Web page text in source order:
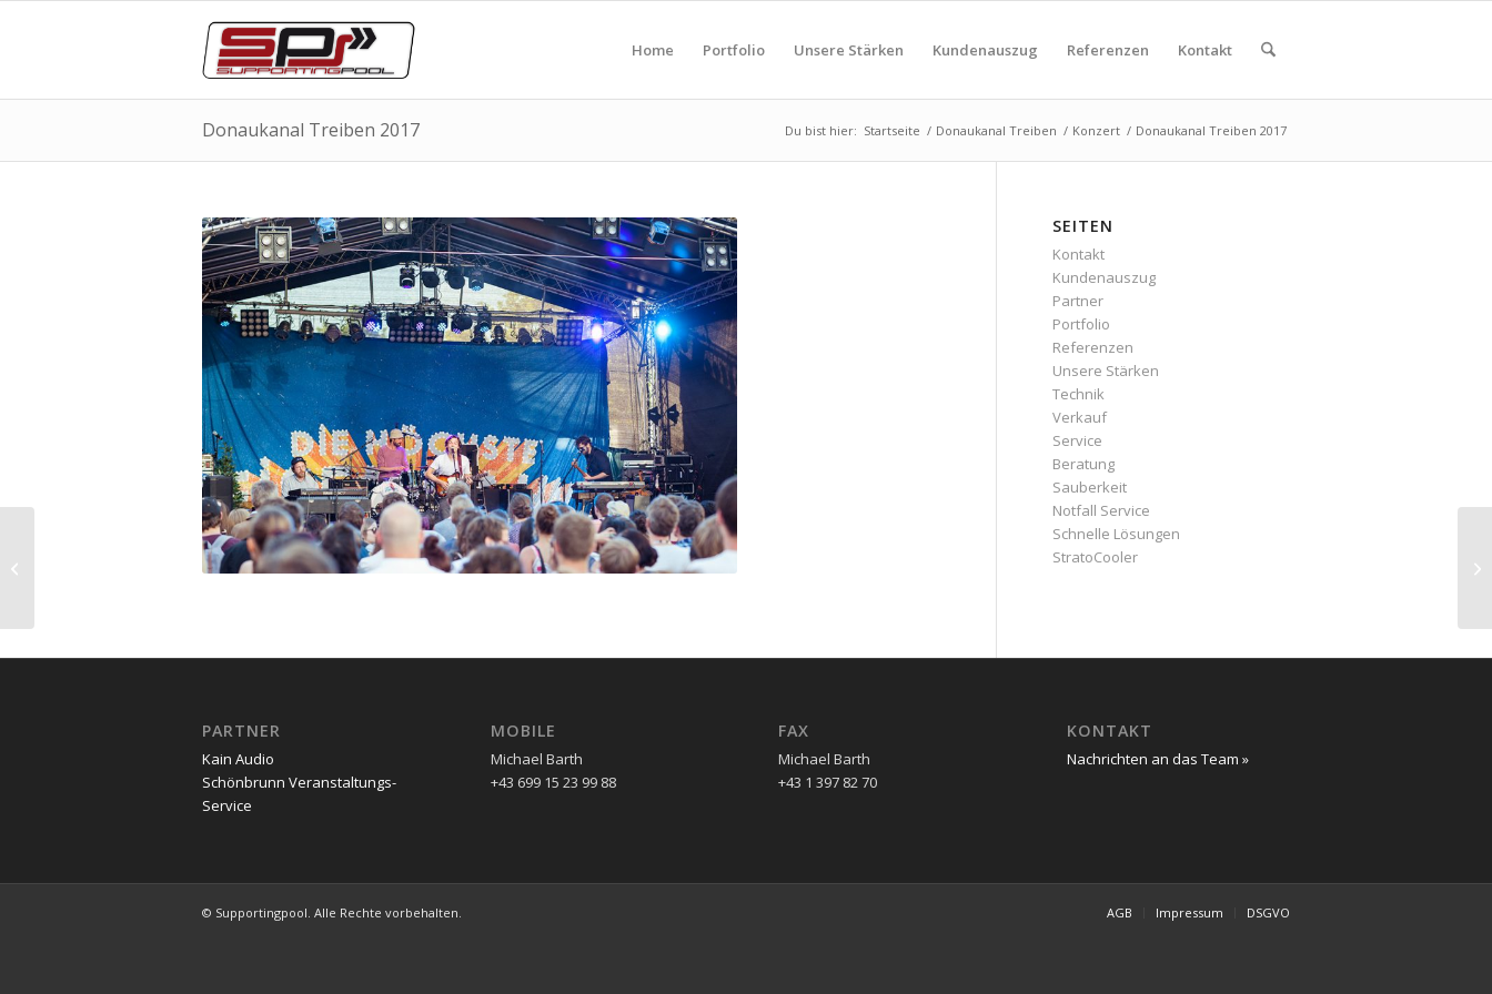
Home Portfolio Unsere Stärken Kundenauszug Referenzen Kontakt
Donaukanal Treiben 2017 Du bist hier: Startseite / Donaukanal Treiben / Konzert / Donaukanal Treiben 2017
SEITEN
Kontakt
Kundenauszug
Partner
Portfolio
Referenzen
Unsere Stärken
Technik
Verkauf
Service
Beratung
Sauberkeit
Notfall Service
Schnelle Lösungen
StratoCooler
PARTNER
Kain Audio
Schönbrunn Veranstaltungs-
Service
MOBILE
Michael Barth
+43 699 15 23 99 88
FAX
Michael Barth
+43 1 397 82 70
KONTAKT
Nachrichten an das Team »
© Supportingpool. Alle Rechte vorbehalten. AGB Impressum DSGVO